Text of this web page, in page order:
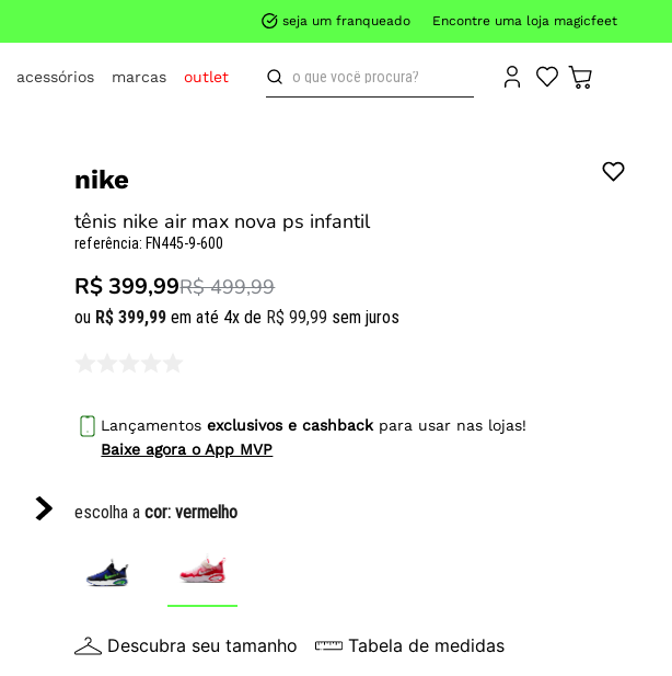
seja um franqueado Encontre uma loja magicfeet
acessórios marcas outlet
o que você procura?
nike
tênis nike air max nova ps infantil
referência:FN445-9-600
R$ 399,99R$ 499,99
ou R$ 399,99 em até 4x de R$ 99,99 sem juros
Lançamentosexclusivos e cashback para usar nas lojas!
Baixe agora o App MVP
escolha acor:vermelho
Descubra seu tamanho Tabela de medidas